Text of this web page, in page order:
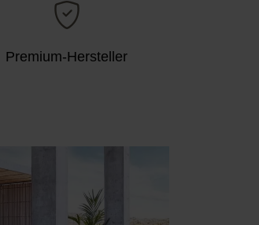
Premium-Hersteller